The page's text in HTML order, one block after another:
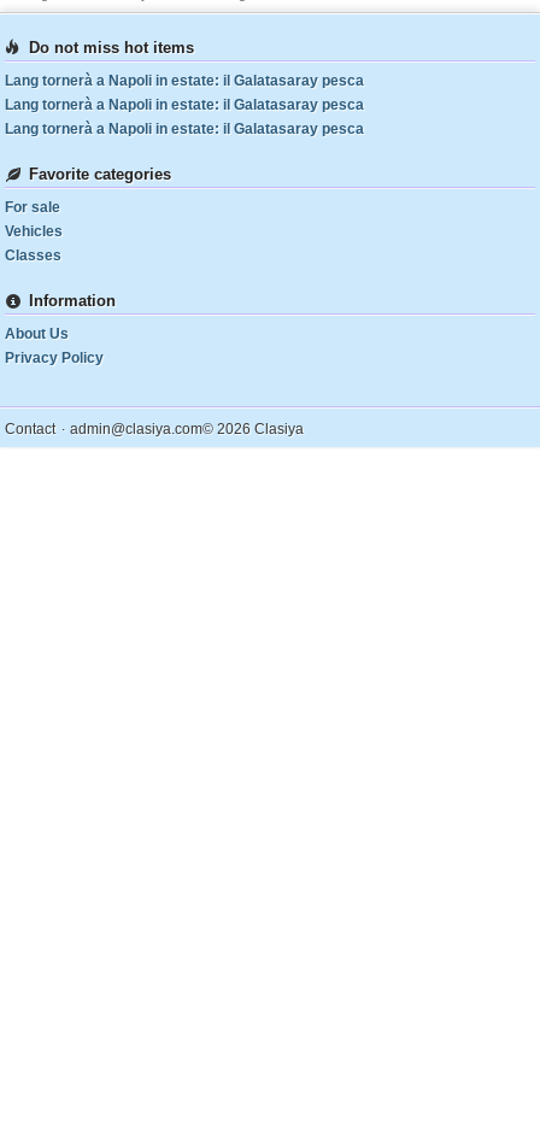
Do not miss hot items
Lang tornerà a Napoli in estate: il Galatasaray pesca
Lang tornerà a Napoli in estate: il Galatasaray pesca
Lang tornerà a Napoli in estate: il Galatasaray pesca
Favorite categories
For sale
Vehicles
Classes
Information
About Us
Privacy Policy
Contact . admin@clasiya.com© 2026 Clasiya